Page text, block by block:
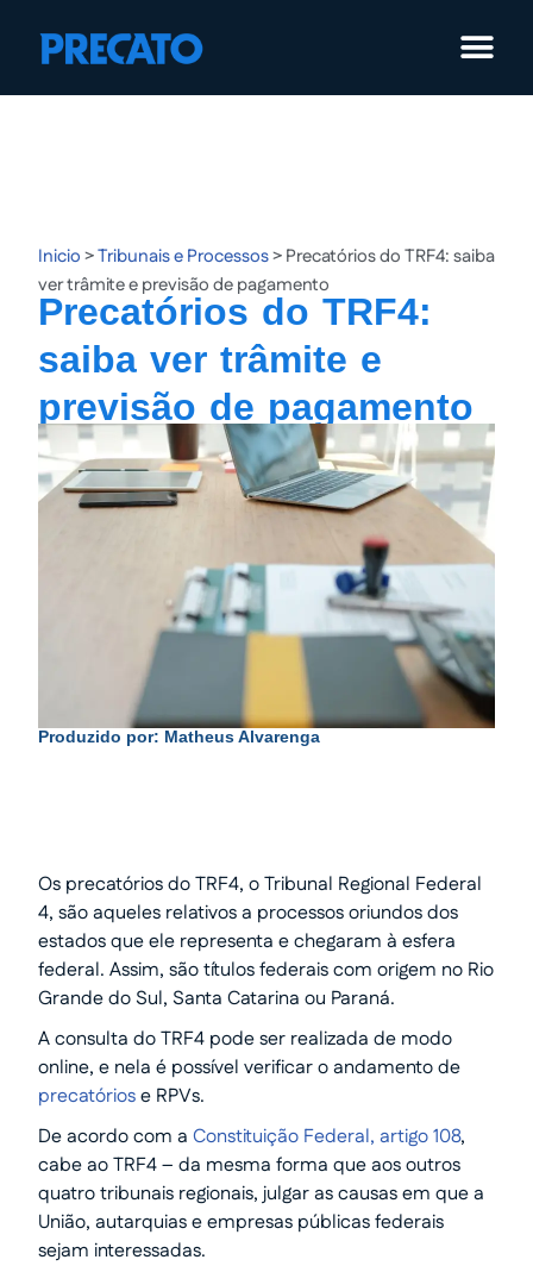
Pular
para
Inicio>Tribunais e Processos>Precatórios do TRF4: saiba
ver trâmite e previsão de pagamento
Precatórios do TRF4:
saiba ver trâmite e
previsão de pagamento
Publicação: 23/08/2021 Atualização: 18/06/2025
Produzido por: Matheus Alvarenga
Os precatórios do TRF4, o Tribunal Regional Federal
4, são aqueles relativos a processos oriundos dos
estados que ele representa e chegaram à esfera
federal. Assim, são títulos federais com origem no Rio
Grande do Sul, Santa Catarina ou Paraná.
A consulta do TRF4 pode ser realizada de modo
online, e nela é possível verificar o andamento de
precatóriose RPVs.
De acordo com a Constituição Federal, artigo 108,
cabe ao TRF4 – da mesma forma que aos outros
quatro tribunais regionais, julgar as causas em que a
União, autarquias e empresas públicas federais
sejam interessadas.